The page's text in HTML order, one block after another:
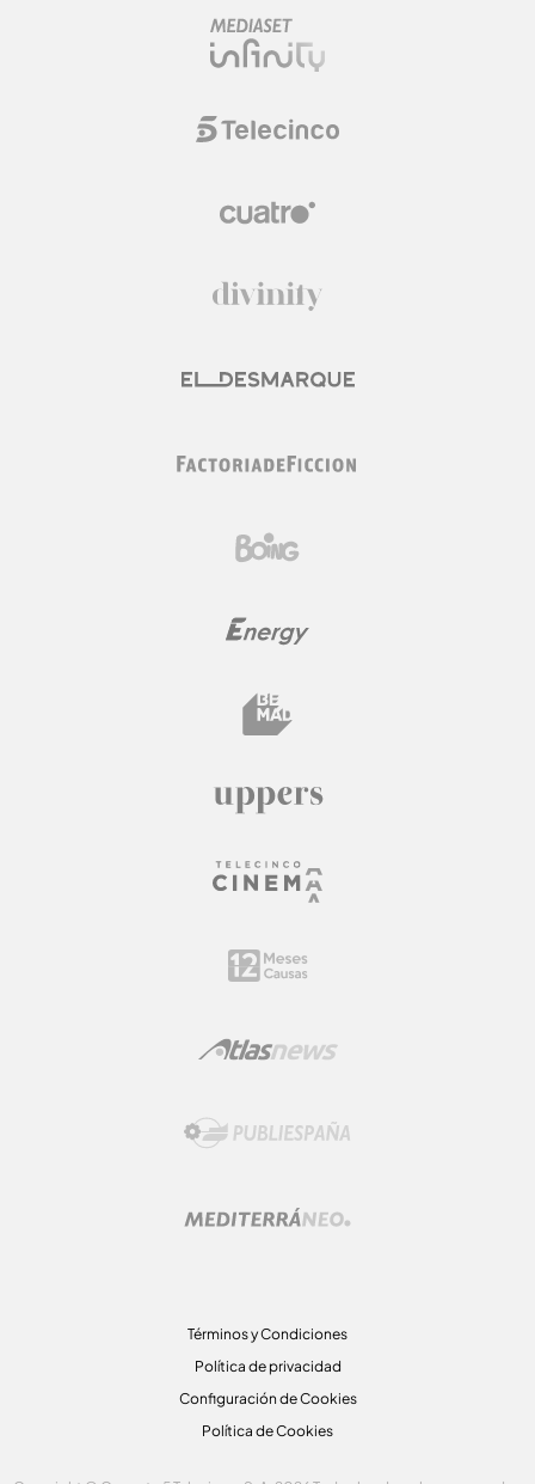
Términos y Condiciones
Política de privacidad
Configuración de Cookies
Política de Cookies